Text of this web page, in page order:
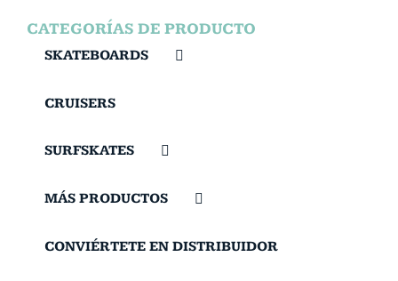
CATEGORÍAS DE PRODUCTO
SKATEBOARDS
CRUISERS
SURFSKATES
MÁS PRODUCTOS
CONVIÉRTETE EN DISTRIBUIDOR